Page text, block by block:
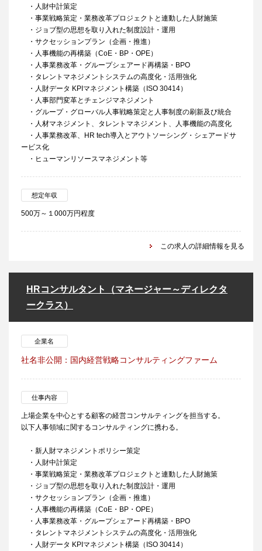
・人財中計策定
・事業戦略策定・業務改革プロジェクトと連動した人財施策
・ジョブ型の思想を取り入れた制度設計・運用
・サクセッションプラン（企画・推進）
・人事機能の再構築（CoE・BP・OPE）
・人事業務改革・グループシェアード再構築・BPO
・タレントマネジメントシステムの高度化・活用強化
・人財データ KPIマネジメント構築（ISO 30414）
・人事部門変革とチェンジマネジメント
・グループ・グローバル人事戦略策定と人事制度の刷新及び統合
・人材マネジメント、タレントマネジメント、人事機能の高度化
・人事業務改革、HR tech導入とアウトソーシング・シェアードサ
ービス化
・ヒューマンリソースマネジメント等
想定年収
500万～１000万円程度
この求人の詳細情報を見る
HRコンサルタント（マネージャー～ディレクタ
ークラス）
企業名
社名非公開：国内経営戦略コンサルティングファーム
仕事内容
上場企業を中心とする顧客の経営コンサルティングを担当する。
以下人事領域に関するコンサルティングに携わる。
・新人財マネジメントポリシー策定
・人財中計策定
・事業戦略策定・業務改革プロジェクトと連動した人財施策
・ジョブ型の思想を取り入れた制度設計・運用
・サクセッションプラン（企画・推進）
・人事機能の再構築（CoE・BP・OPE）
・人事業務改革・グループシェアード再構築・BPO
・タレントマネジメントシステムの高度化・活用強化
・人財データ KPIマネジメント構築（ISO 30414）